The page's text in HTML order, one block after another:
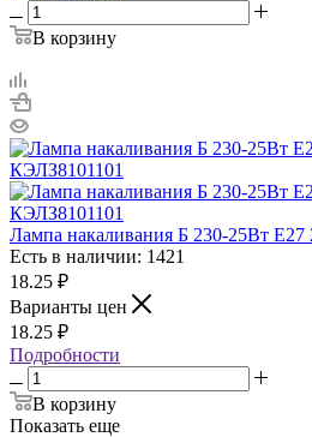
В корзину
Лампа накаливания Б 230-25Вт
Есть в наличии: 1421
18.25 ₽
Варианты цен
18.25 ₽
Подробности
В корзину
Показать еще